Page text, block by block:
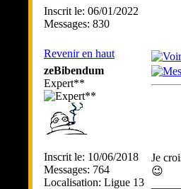
Inscrit le: 06/01/2022
Messages: 830
Revenir en haut
zeBibendum
Expert**
Inscrit le: 10/06/2018
Messages: 764
Localisation: Ligue 13
Je
😉